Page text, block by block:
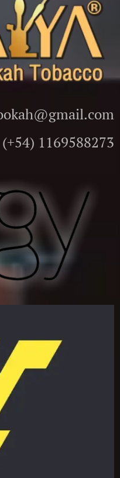
(+54) 1169588273